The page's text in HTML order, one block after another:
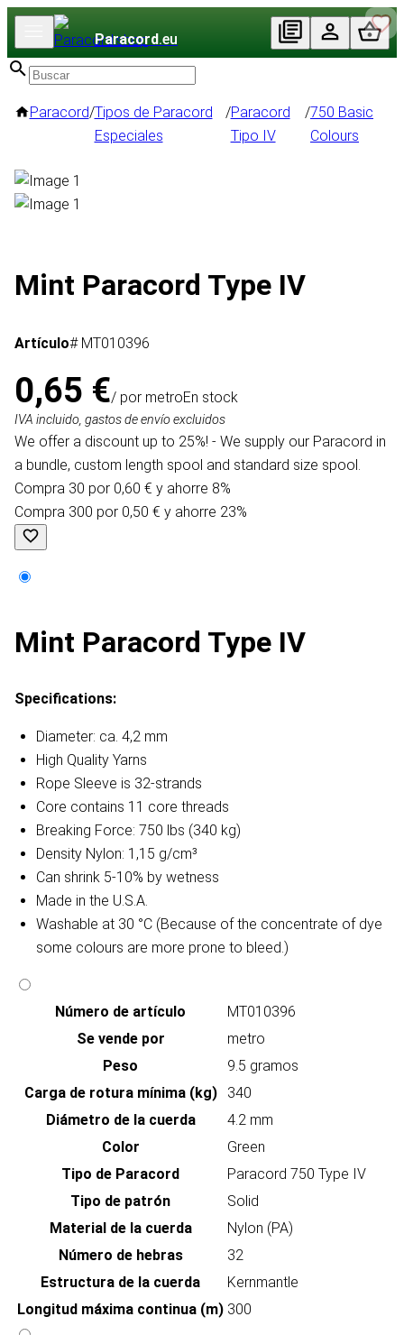
Paracord.eu
Paracord/Tipos de Paracord
Especiales
/Paracord
Tipo IV
/750 Basic
Colours
Mint Paracord Type IV
Artículo# MT010396
0,65 €/ por metroEn stock
IVA incluido, gastos de envío excluidos
We offer a discount up to 25%! - We supply our Paracord in
a bundle, custom length spool and standard size spool.
Compra 30 por 0,60 € y ahorre 8%
Compra 300 por 0,50 € y ahorre 23%
Mint Paracord Type IV
Specifications:
Diameter: ca. 4,2 mm
High Quality Yarns
Rope Sleeve is 32-strands
Core contains 11 core threads
Breaking Force: 750 lbs (340 kg)
Density Nylon: 1,15 g/cm³
Can shrink 5-10% by wetness
Made in the U.S.A.
Washable at 30 °C (Because of the concentrate of dye
some colours are more prone to bleed.)
Número de artículo
MT010396
Se vende por
metro
Peso
9.5 gramos
Carga de rotura mínima (kg)
340
Diámetro de la cuerda
4.2 mm
Color
Green
Tipo de Paracord
Paracord 750 Type IV
Tipo de patrón
Solid
Material de la cuerda
Nylon (PA)
Número de hebras
32
Estructura de la cuerda
Kernmantle
Longitud máxima continua (m) 300